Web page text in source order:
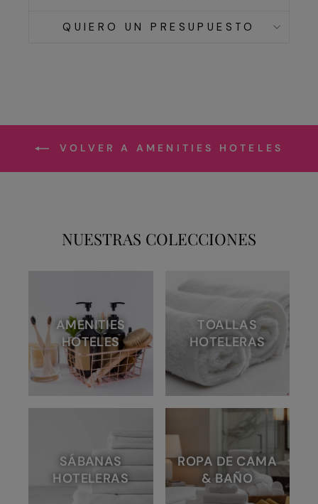
QUIERO UN PRESUPUESTO
VOLVER A AMENITIES HOTELES
NUESTRAS COLECCIONES
AMENITIES
HOTELES
TOALLAS
HOTELERAS
SÁBANAS
HOTELERAS
ROPA DE CAMA
& BAÑO